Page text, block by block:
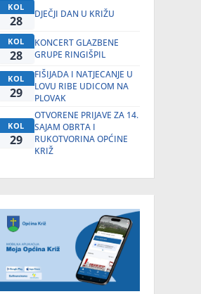
KOL
28 DJEČJI DAN U KRIŽU
KOL
28
KONCERT GLAZBENE
GRUPE RINGIŠPIL
KOL
29
FIŠIJADA I NATJECANJE U
LOVU RIBE UDICOM NA
PLOVAK
KOL
29
OTVORENE PRIJAVE ZA 14.
SAJAM OBRTA I
RUKOTVORINA OPĆINE
KRIŽ